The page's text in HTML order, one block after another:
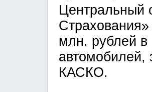
Центральный
млн. рублей в
автомобилей,
КАСКО.